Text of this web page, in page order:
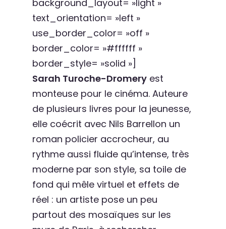
background_layout= »light »
text_orientation= »left »
use_border_color= »off »
border_color= »#ffffff »
border_style= »solid »]
Sarah Turoche-Dromery est
monteuse pour le cinéma. Auteure
de plusieurs livres pour la jeunesse,
elle coécrit avec Nils Barrellon un
roman policier accrocheur, au
rythme aussi fluide qu’intense, très
moderne par son style, sa toile de
fond qui mêle virtuel et effets de
réel : un artiste pose un peu
partout des mosaïques sur les